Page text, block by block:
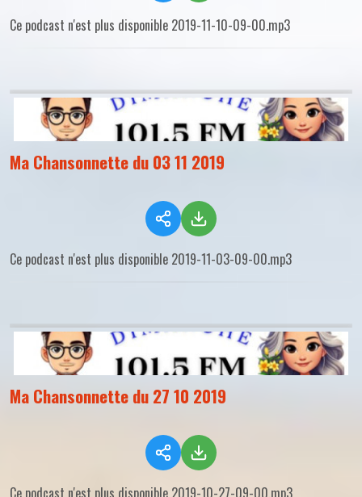
Ce podcast n'est plus disponible 2019-11-10-09-00.mp3
Ma Chansonnette du 03 11 2019
Ce podcast n'est plus disponible 2019-11-03-09-00.mp3
Ma Chansonnette du 27 10 2019
Ce podcast n'est plus disponible 2019-10-27-09-00.mp3